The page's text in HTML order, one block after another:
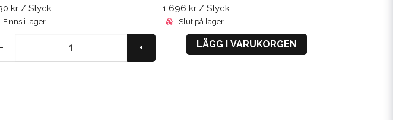
kr / Styck
Finns i lager
- +
1 696 kr / Styck
Slut på lager
LÄGG I VARUKORGEN